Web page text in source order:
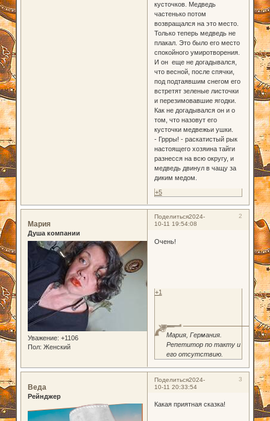
кусточков. Медведь
частенько потом
возвращался на это место.
Только теперь медведь не
плакал. Это было его место
спокойного умиротворения.
И он еще не догадывался,
что весной, после спячки,
под подтаявшим снегом его
встретят зеленые листочки
и перезимовавшие ягодки.
Как не догадывался он и о
том, что назовут его
кусточки медвежьи ушки.
- Гррры! - раскатистый рык
настоящего хозяина тайги
разнесся на всю округу, и
медведь двинул в чащу за
диким медом.
+5
Поделиться 2
2024-
10-11 19:54:08
Мария
Душа компании
Уважение: +1106
Пол: Женский
Очень!
Мария, Германия.
Репетитор по такту и
его отсутствию.
+1
Поделиться 3
2024-
10-11 20:33:54
Веда
Рейнджер
Какая приятная сказка!